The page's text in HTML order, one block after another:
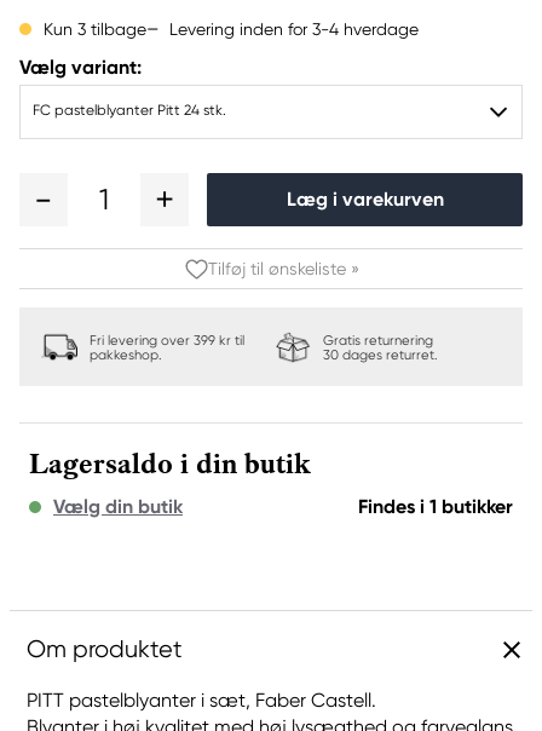
Kun 3 tilbage Levering inden for 3-4 hverdage
Vælg variant:
FC pastelblyanter Pitt 24 stk.
1 Læg i varekurven
Tilføj til ønskeliste »
Fri levering over 399 kr til
pakkeshop.
Gratis returnering
30 dages returret.
Lagersaldo i din butik
Vælg din butik Findes i 1 butikker
Om produktet
PITT pastelblyanter i sæt, Faber Castell.